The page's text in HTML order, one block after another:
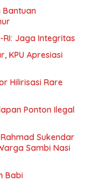
Bantuan
RI: Jaga Integritas
KPU Apresiasi
Hilirisasi Rare
Ponton Ilegal
Sukendar
Sambi Nasi
Babi